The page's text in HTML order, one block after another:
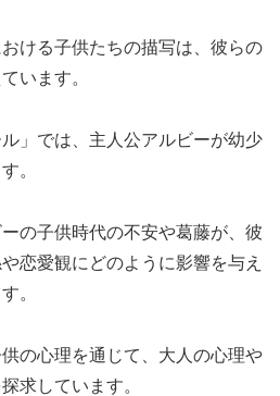
ける子供たちの描写は、彼らの
います。
」では、主人公アルビーが幼少
。
の子供時代の不安や葛藤が、彼
恋愛観にどのように影響を与え
。
の心理を通じて、大人の心理や
求しています。